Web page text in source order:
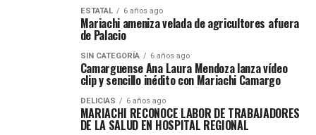
ESTATAL 6 años ago
Mariachi ameniza velada de agricultores afuera
de Palacio
SIN CATEGORÍA 6 años ago
Camarguense Ana Laura Mendoza lanza vídeo
clip y sencillo inédito con Mariachi Camargo
DELICIAS 6 años ago
MARIACHI RECONOCE LABOR DE TRABAJADORES
DE LA SALUD EN HOSPITAL REGIONAL